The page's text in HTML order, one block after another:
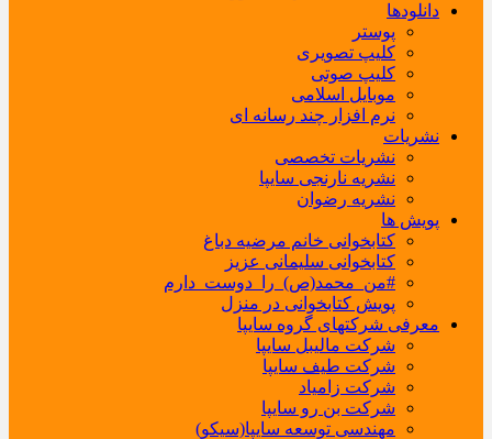
دانلودها
پوستر
کلیپ تصویری
کلیپ صوتی
موبایل اسلامی
نرم افزار چند رسانه ای
نشریات
نشریات تخصصی
نشریه نارنجی سایپا
نشریه رضوان
پویش ها
کتابخوانی خانم مرضیه دباغ
کتابخوانی سلیمانی عزیز
#من_محمد(ص)_را_دوست_دارم
پویش کتابخوانی در منزل
معرفی شرکتهای گروه سایپا
شرکت مالیبل سایپا
شرکت طیف سایپا
شرکت زامیاد
شرکت بن رو سایپا
مهندسی توسعه سایپا(سیکو)